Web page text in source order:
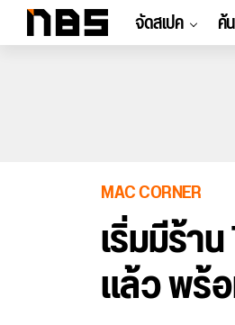
จัดสเปค ค้
MAC CORNER
เริ่มมีร้า
แล้ว พร้